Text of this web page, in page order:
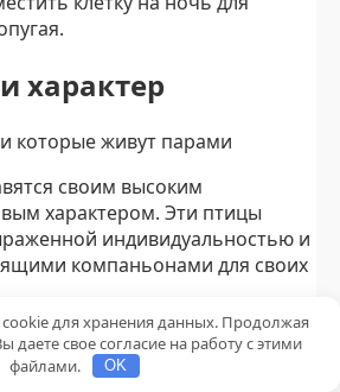
характер
своим высоким
характером. Эти птицы
индивидуальностью и
компаньонами для своих
игры с питомцем
cookie для хранения данных. Продолжая
даете свое согласие на работу с этими
файлами.
OK